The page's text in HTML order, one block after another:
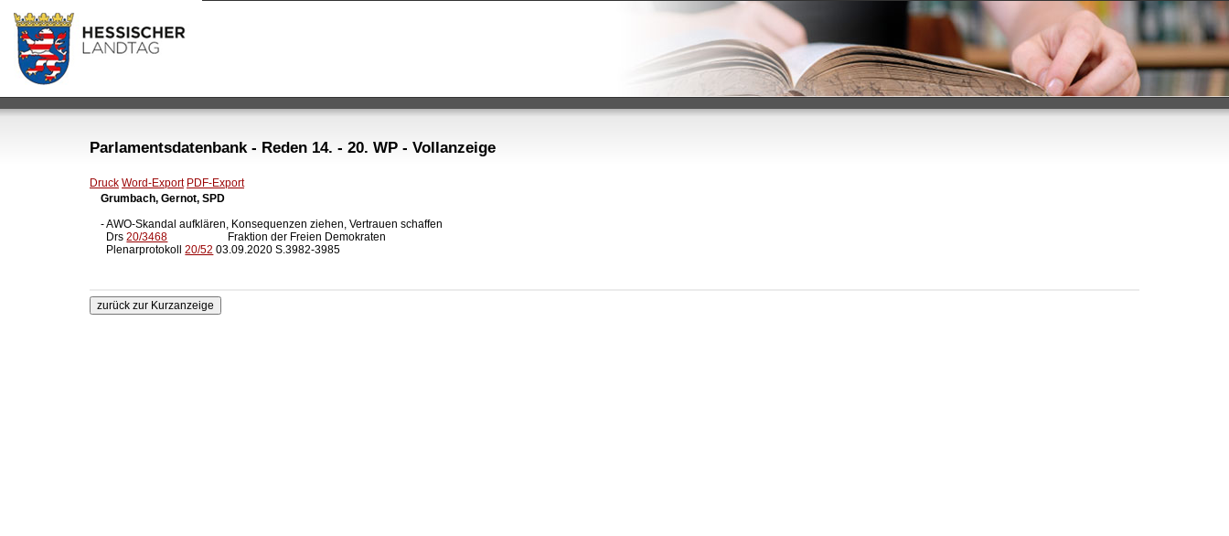
Parlamentsdatenbank - Reden 14. - 20. WP - Vollanzeige
Druck Word-Export PDF-Export
Grumbach, Gernot, SPD
- AWO-Skandal aufklären, Konsequenzen ziehen, Vertrauen schaffen
  Drs
20/3468
                      Fraktion der Freien Demokraten
  Plenarprotokoll
20/52 03.09.2020 S.3982-3985